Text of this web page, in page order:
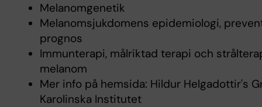
Melanomgenetik
Melanomsjukdomens epidemiologi,
prognos
Immunterapi, målriktad terapi och
melanom
Mer info på hemsida: Hildur Helgadottir's
Karolinska Institutet